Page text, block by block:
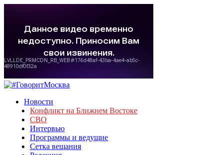
Новости
Конфликт на Ближнем Востоке
СВО
Интервью
Программы и ведущие
Сетка вещания